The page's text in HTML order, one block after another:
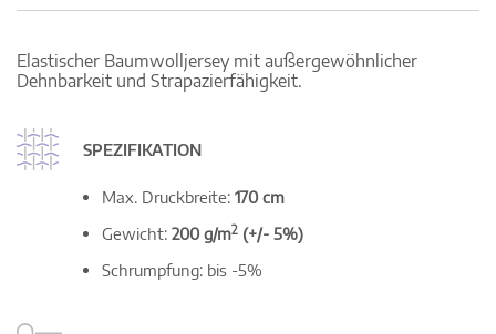
Elastischer Baumwolljersey mit außergewöhnlicher
Dehnbarkeit und Strapazierfähigkeit.
SPEZIFIKATION
Max. Druckbreite: 170 cm
Gewicht: 200 g/m2 (+/- 5%)
Schrumpfung: bis -5%